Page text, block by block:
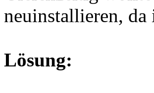
neuinstallieren, da
Lösung: